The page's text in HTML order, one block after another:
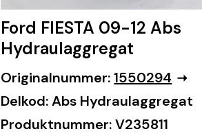
Ford FIESTA 09-12 Abs
Hydraulaggregat
Originalnummer: 1550294
Delkod: Abs Hydraulaggregat
Produktnummer: V235811